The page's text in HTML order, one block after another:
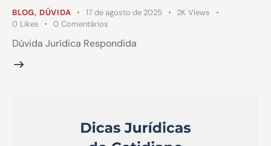
BLOG, DÚVIDA 17 de agosto de 2025 2K Views
0 Likes 0 Comentários
Dúvida Jurídica Respondida